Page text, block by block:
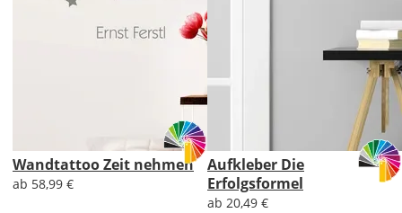
Wandtattoo Zeit nehmen
ab 58,99 €
Aufkleber Die
Erfolgsformel
ab 20,49 €